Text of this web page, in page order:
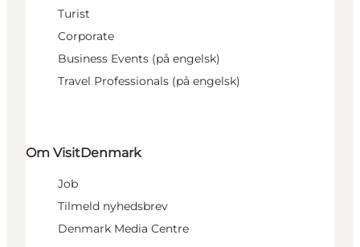
Turist
Corporate
Business Events (på engelsk)
Travel Professionals (på engelsk)
Om VisitDenmark
Job
Tilmeld nyhedsbrev
Denmark Media Centre